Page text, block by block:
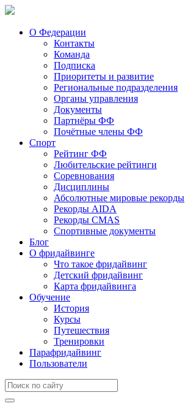
О Федерации
Контакты
Команда
Подписка
Приоритеты и развитие
Региональные подразделения
Органы управления
Документы
Партнёры ФФ
Почётные члены ФФ
Спорт
Рейтинг ФФ
Любительские рейтинги
Соревнования
Дисциплины
Абсолютные мировые рекорды
Рекорды AIDA
Рекорды CMAS
Спортивные документы
Блог
О фридайвинге
Что такое фридайвинг
Детский фридайвинг
Карта фридайвинга
Обучение
История
Курсы
Путешествия
Тренировки
Парафридайвинг
Пользователи